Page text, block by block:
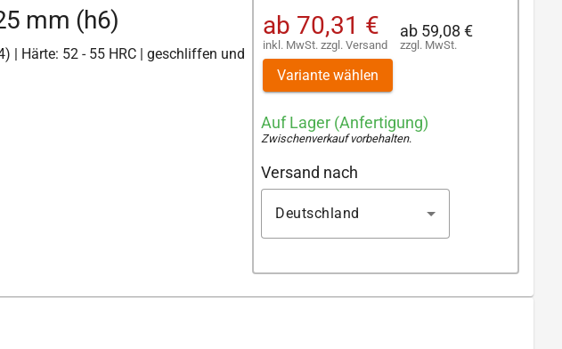
mm (h6)
| Härte: 52 - 55 HRC | geschliffen und
ab 70,31 €
inkl. MwSt. zzgl. Versand
ab 59,08 €
zzgl. MwSt.
Variante wählen
Auf Lager (Anfertigung)
Zwischenverkauf vorbehalten.
Versand nach
Deutschland